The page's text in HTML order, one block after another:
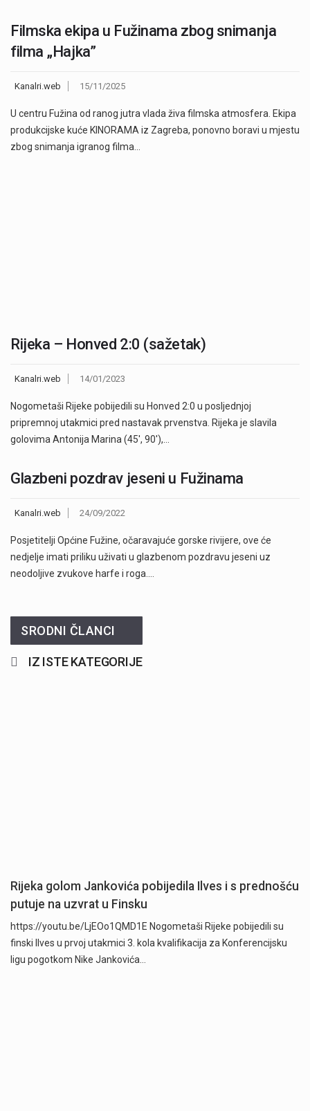
Filmska ekipa u Fužinama zbog snimanja
filma „Hajka”
Kanalri.web 15/11/2025
U centru Fužina od ranog jutra vlada živa filmska atmosfera. Ekipa
produkcijske kuće KINORAMA iz Zagreba, ponovno boravi u mjestu
zbog snimanja igranog filma…
Rijeka – Honved 2:0 (sažetak)
Kanalri.web 14/01/2023
Nogometaši Rijeke pobijedili su Honved 2:0 u posljednjoj
pripremnoj utakmici pred nastavak prvenstva. Rijeka je slavila
golovima Antonija Marina (45′, 90′),…
Glazbeni pozdrav jeseni u Fužinama
Kanalri.web 24/09/2022
Posjetitelji Općine Fužine, očaravajuće gorske rivijere, ove će
nedjelje imati priliku uživati u glazbenom pozdravu jeseni uz
neodoljive zvukove harfe i roga.…
SRODNI ČLANCI
IZ ISTE KATEGORIJE
Rijeka golom Jankovića pobijedila Ilves i s prednošću
putuje na uzvrat u Finsku
https://youtu.be/LjEOo1QMD1E Nogometaši Rijeke pobijedili su
finski Ilves u prvoj utakmici 3. kola kvalifikacija za Konferencijsku
ligu pogotkom Nike Jankovića…